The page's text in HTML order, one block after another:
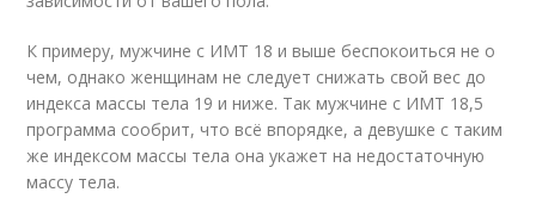
К примеру, мужчине с ИМТ 18 и выше беспокоиться не о
чем, однако женщинам не следует снижать свой вес до
индекса массы тела 19 и ниже. Так мужчине с ИМТ 18,5
программа сообрит, что всё впорядке, а девушке с таким
же индексом массы тела она укажет на недостаточную
массу тела.